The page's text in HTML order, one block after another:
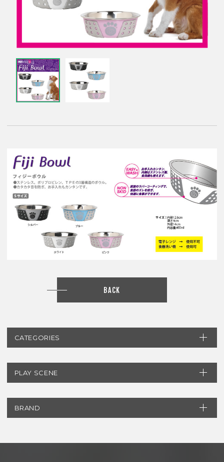
CATEGORIES
PLAY SCENE
BRAND
BACK